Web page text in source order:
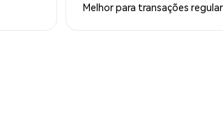
Melhor para transações